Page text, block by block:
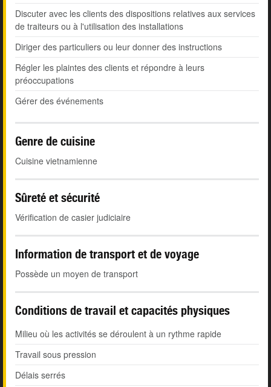
Discuter avec les clients des dispositions relatives aux services
de traiteurs ou à l'utilisation des installations
Diriger des particuliers ou leur donner des instructions
Régler les plaintes des clients et répondre à leurs
préoccupations
Gérer des événements
Genre de cuisine
Cuisine vietnamienne
Sûreté et sécurité
Vérification de casier judiciaire
Information de transport et de voyage
Possède un moyen de transport
Conditions de travail et capacités physiques
Milieu où les activités se déroulent à un rythme rapide
Travail sous pression
Délais serrés